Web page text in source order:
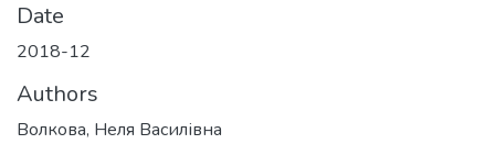
Date
2018-12
Authors
Волкова, Неля Василівна